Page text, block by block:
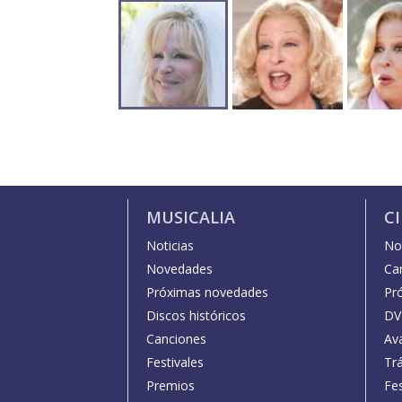
MUSICALIA
Noticias
Novedades
Próximas novedades
Discos históricos
Canciones
Festivales
Premios